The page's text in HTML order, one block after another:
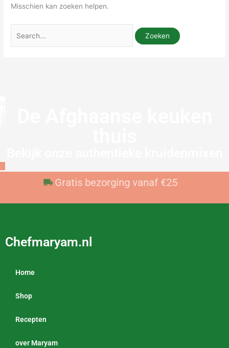
Misschien kan zoeken helpen.
Gratis bezorging vanaf €25
Voor 23:59 besteld, vandaag verzonden
Chefmaryam.nl
Home
Shop
Recepten
over Maryam